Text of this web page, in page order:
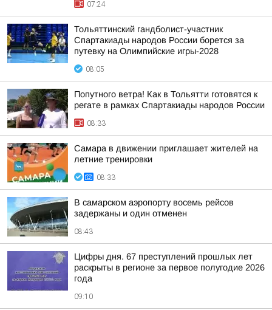
07:24
Тольяттинский гандболист-участник
Спартакиады народов России борется за
путевку на Олимпийские игры-2028
08:05
Попутного ветра! Как в Тольятти готовятся к
регате в рамках Спартакиады народов России
08:33
Самара в движении приглашает жителей на
летние тренировки
08:33
В самарском аэропорту восемь рейсов
задержаны и один отменен
08:43
Цифры дня. 67 преступлений прошлых лет
раскрыты в регионе за первое полугодие 2026
года
09:10